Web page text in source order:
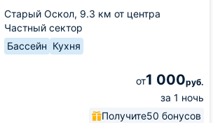
Старый Оскол, 9.3 км от центра
Частный сектор
Бассейн Кухня
от1 000руб.
за 1 ночь
Получите50 бонусов